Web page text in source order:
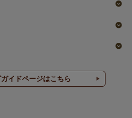
イドページはこちら